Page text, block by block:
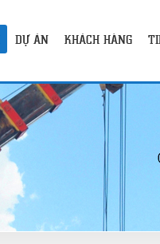
DỰ ÁN KHÁCH HÀNG